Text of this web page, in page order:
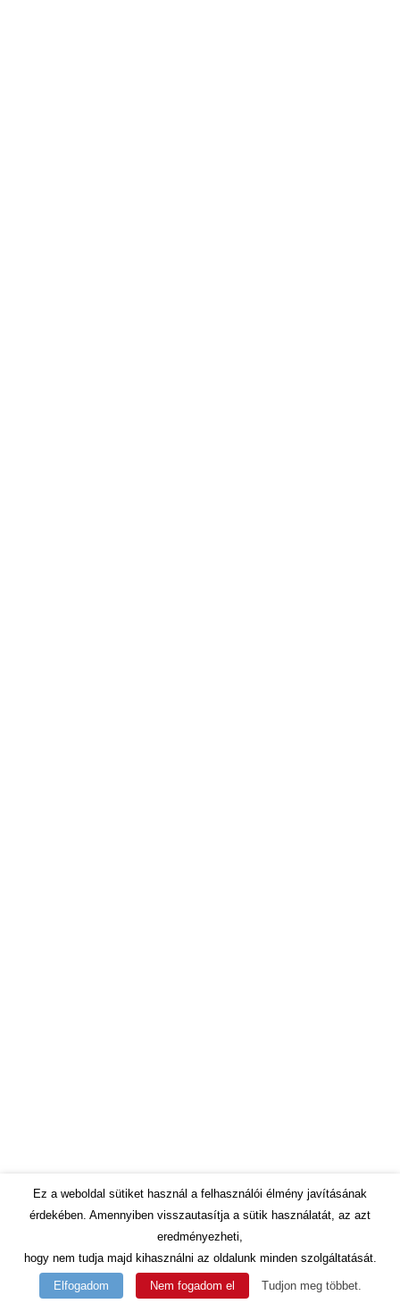
Ez a weboldal sütiket használ a felhasználói élmény javításának
érdekében. Amennyiben visszautasítja a sütik használatát, az azt
eredményezheti,
hogy nem tudja majd kihasználni az oldalunk minden szolgáltatását.
Elfogadom Nem fogadom el Tudjon meg többet.